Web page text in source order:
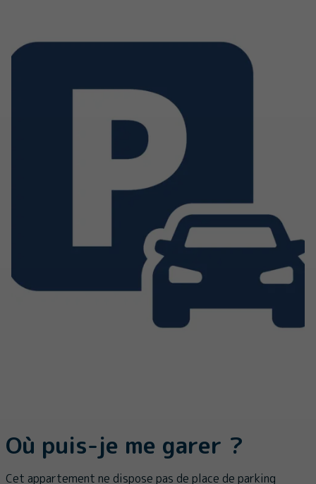
Où puis-je me garer ?
Cet appartement ne dispose pas de place de parking